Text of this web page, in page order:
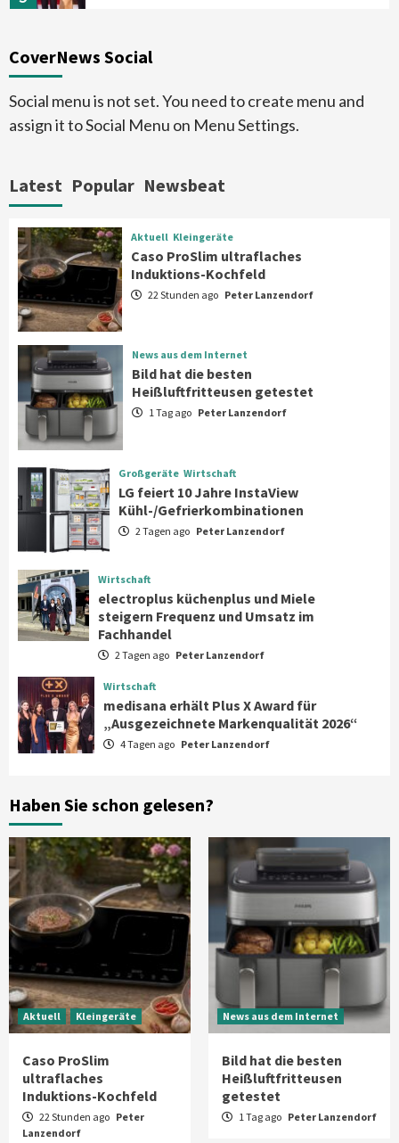
6
Verbraucher setzen immer mehr auf
7
Angeboten
1
Aktuell Kleingeräte
Caso ProSlim ultraflaches Induktions-
Kochfeld
News aus dem Internet
Bild hat die besten Heißluftfritteusen
getestet
3
Großgeräte
LG feiert 10 Jahre InstaView
Kühl-/Gefrierkombinationen
4
Wirtschaft
electroplus küchenplus und Miele
steigern Frequenz und Umsatz im
Fachhandel
5
medisana erhält Plus X Award für
„Ausgezeichnete Markenqualität 2026“
6
Smart Living Top Story
7
Aktuell Großgeräte
Xiaomi bringt drei neue Mijia
Haushaltsgeräte mit Early Bird
Angeboten
CoverNews Social
Social menu is not set. You need to create menu and
assign it to Social Menu on Menu Settings.
Latest Popular Newsbeat
Aktuell Kleingeräte
Caso ProSlim ultraflaches
Induktions-Kochfeld
22 Stunden ago Peter Lanzendorf
News aus dem Internet
Bild hat die besten
Heißluftfritteusen getestet
1 Tag ago Peter Lanzendorf
Großgeräte Wirtschaft
LG feiert 10 Jahre InstaView
Kühl-/Gefrierkombinationen
2 Tagen ago Peter Lanzendorf
Wirtschaft
electroplus küchenplus und Miele
steigern Frequenz und Umsatz im
Fachhandel
2 Tagen ago Peter Lanzendorf
Wirtschaft
medisana erhält Plus X Award für
„Ausgezeichnete Markenqualität 2026“
4 Tagen ago Peter Lanzendorf
Haben Sie schon gelesen?
Aktuell Kleingeräte
Caso ProSlim
ultraflaches
Induktions-Kochfeld
22 Stunden ago Peter
Lanzendorf
News aus dem Internet
Bild hat die besten
Heißluftfritteusen
getestet
1 Tag ago Peter Lanzendorf